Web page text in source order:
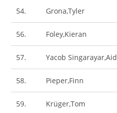
54. Grona,Tyler
56. Foley,Kieran
57. Yacob Singarayar,Aid
58. Pieper,Finn
59. Krüger,Tom